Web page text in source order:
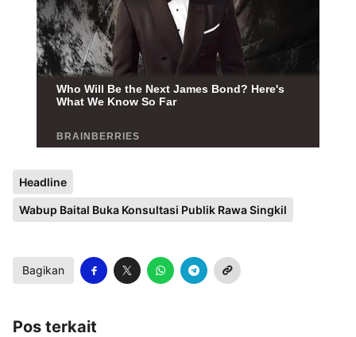
Headline
Wabup Baital Buka Konsultasi Publik Rawa Singkil
Bagikan
Pos terkait